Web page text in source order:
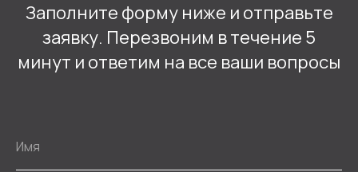
Заполните форму ниже и отправьте
заявку. Перезвоним в течение 5
минут и ответим на все ваши вопросы